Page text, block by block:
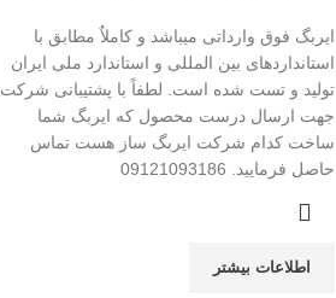
ایربگ فوق وارداتی میباشد و کاملاٌ مطابق با
استانداردهای بین المللی و استاندارد ملی ایران
تولید و تست شده است. لطفاً با پشتیبانی شرکت
جهت ارسال درست محصول که ایربگ شما
ساخت کدام شرکت ایربگ ساز هست تماس
حاصل فرمایید. 09121093186
اطلاعات بیشتر